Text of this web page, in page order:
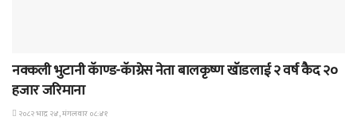
नक्कली भुटानी कॅाण्ड-कॅाग्रेस नेता बालकृष्ण खॅाडलाई २ वर्ष कैद २०
हजार जरिमाना
२०८२ भाद्र २४, मंगलवार ०८:४१